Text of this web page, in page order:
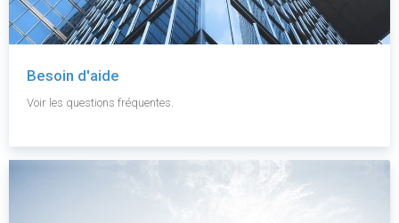
Besoin d'aide
Voir les questions fréquentes.